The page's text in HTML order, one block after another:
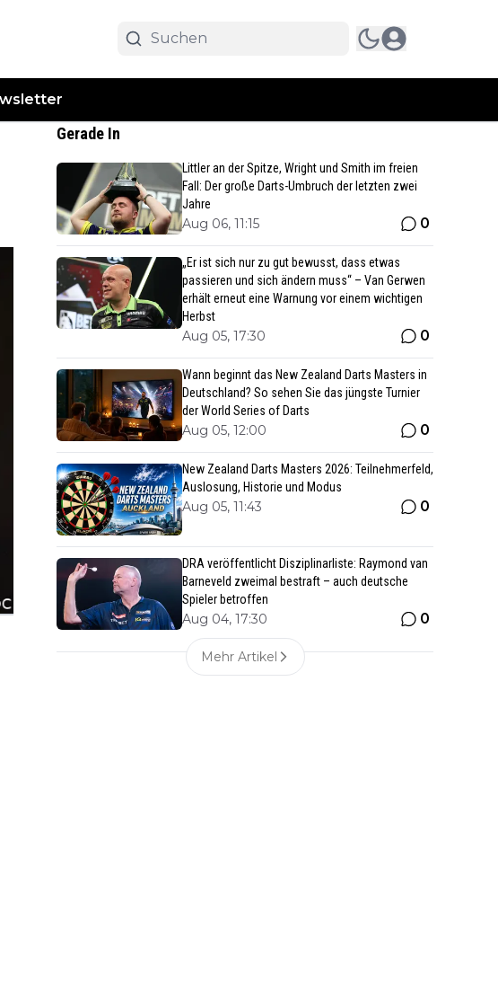
Gerade In
Littler an der Spitze, Wright und Smith im freien
Fall: Der große Darts-Umbruch der letzten zwei
Jahre
Aug 06, 11:15 0
„Er ist sich nur zu gut bewusst, dass etwas
passieren und sich ändern muss“ – Van Gerwen
erhält erneut eine Warnung vor einem wichtigen
Herbst
Aug 05, 17:30 0
Wann beginnt das New Zealand Darts Masters in
Deutschland? So sehen Sie das jüngste Turnier
der World Series of Darts
Aug 05, 12:00 0
New Zealand Darts Masters 2026: Teilnehmerfeld,
Auslosung, Historie und Modus
Aug 05, 11:43 0
DRA veröffentlicht Disziplinarliste: Raymond van
Barneveld zweimal bestraft – auch deutsche
Spieler betroffen
Aug 04, 17:30 0
Mehr Artikel